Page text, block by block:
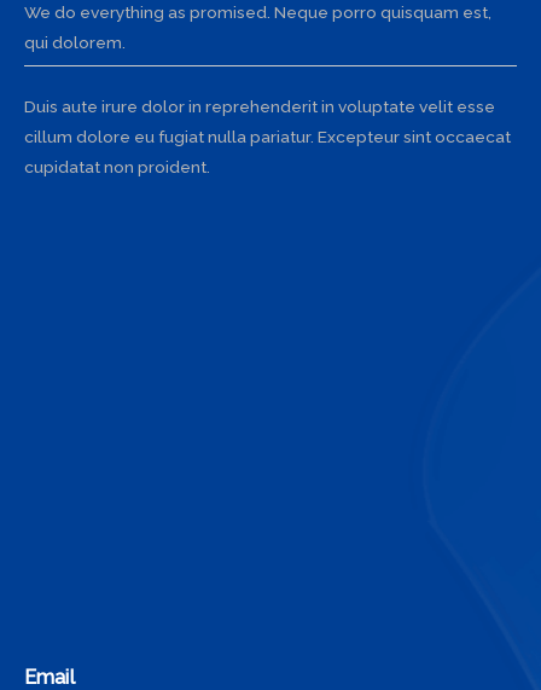
We do everything as promised. Neque porro quisquam est,
qui dolorem.
Duis aute irure dolor in reprehenderit in voluptate velit esse
cillum dolore eu fugiat nulla pariatur. Excepteur sint occaecat
cupidatat non proident.
Email